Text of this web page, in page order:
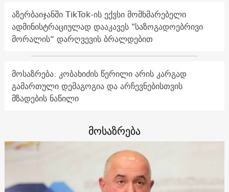
აზერბაიჯანში TikTok-ის ექვსი მომხმარებელი
ადმინისტრაციულად დააკავეს "საზოგადოებრივი
მორალის“ დარღვევის ბრალდებით
მოსაზრება: კობახიძის წერილი არის კარგად
გამართული დემაგოგია და არჩევნებისთვის
მზადების ნაწილი
მოსაზრება